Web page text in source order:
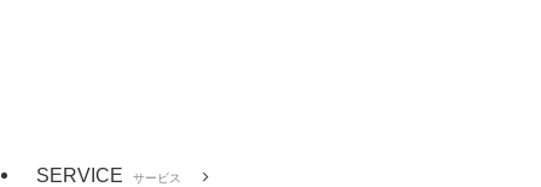
SERVICE サービス